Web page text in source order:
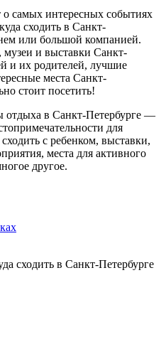
самых интересных событиях
сходить в Санкт-
или большой компанией.
и выставки Санкт-
и их родителей, лучшие
места Санкт-
стоит посетить!
в Санкт-Петербурге —
для
с ребенком, выставки,
места для активного
другое.
сходить в Санкт-Петербурге